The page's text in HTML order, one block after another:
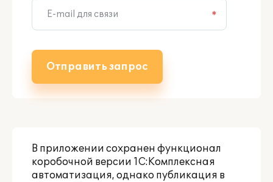
*
Отправить запрос
В приложении сохранен функционал
коробочной версии 1С:Комплексная
автоматизация, однако публикация в